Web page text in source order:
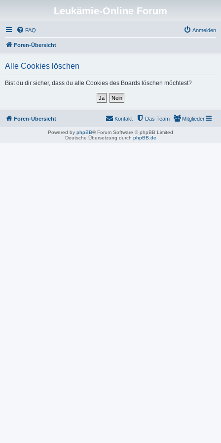
Leukämie-Online Forum
FAQ Anmelden
Foren-Übersicht
Alle Cookies löschen
Bist du dir sicher, dass du alle Cookies des Boards löschen möchtest?
Foren-Übersicht Mitglieder
Das Team
Kontakt
Powered by phpBB® Forum Software © phpBB Limited
Deutsche Übersetzung durch phpBB.de